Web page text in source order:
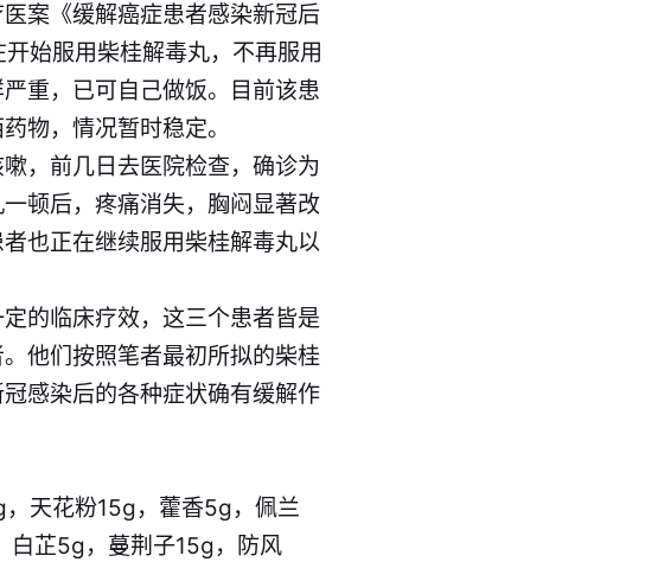
案 《缓解癌症患者感染新冠后
始服用柴桂解毒丸，不再服用
重，已可自己做饭。目前该患
物，情况暂时稳定。
，前几日去医院检查，确诊为
顿后，疼痛消失，胸闷显著改
也正在继续服用柴桂解毒丸以
的临床疗效，这三个患者皆是
他们按照笔者最初所拟的柴桂
感染后的各种症状确有缓解作
天花粉15g，藿香5g，佩兰
芷5g，蔓荆子15g，防风